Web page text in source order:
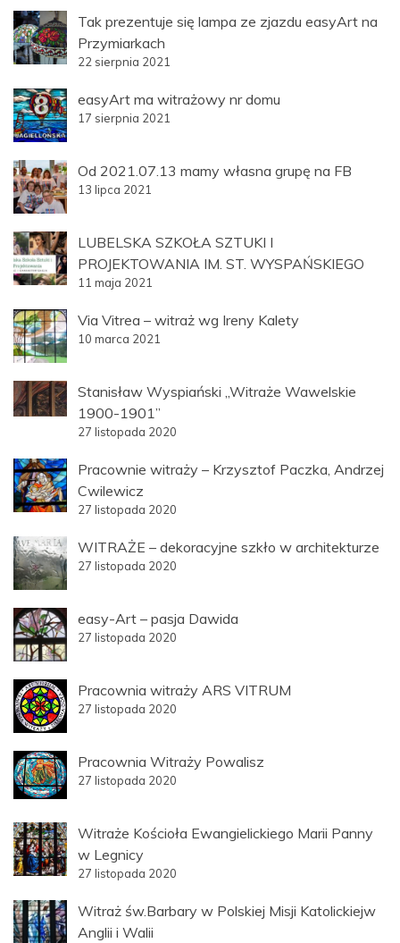
Tak prezentuje się lampa ze zjazdu easyArt na
Przymiarkach
22 sierpnia 2021
easyArt ma witrażowy nr domu
17 sierpnia 2021
Od 2021.07.13 mamy własna grupę na FB
13 lipca 2021
LUBELSKA SZKOŁA SZTUKI I
PROJEKTOWANIA IM. ST. WYSPAŃSKIEGO
11 maja 2021
Via Vitrea – witraż wg Ireny Kalety
10 marca 2021
Stanisław Wyspiański „Witraże Wawelskie
1900-1901”
27 listopada 2020
Pracownie witraży – Krzysztof Paczka, Andrzej
Cwilewicz
27 listopada 2020
WITRAŻE – dekoracyjne szkło w architekturze
27 listopada 2020
easy-Art – pasja Dawida
27 listopada 2020
Pracownia witraży ARS VITRUM
27 listopada 2020
Pracownia Witraży Powalisz
27 listopada 2020
Witraże Kościoła Ewangielickiego Marii Panny
w Legnicy
27 listopada 2020
Witraż św.Barbary w Polskiej Misji Katolickiejw
Anglii i Walii